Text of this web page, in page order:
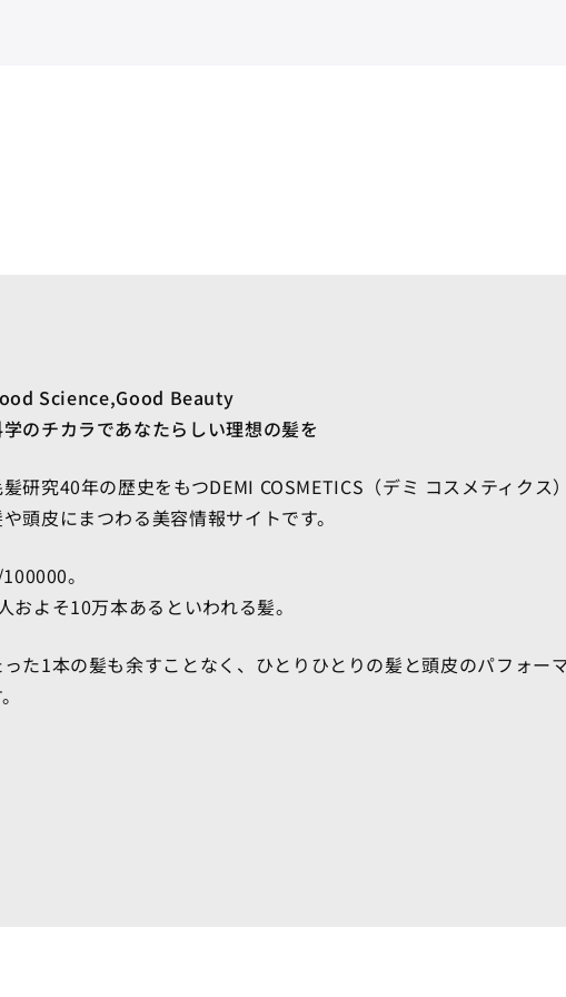
Science,Good Beauty
のチカラであなたらしい理想の髪を
髪研究40年の歴史をもつDEMI COSMETICS（デミ コスメティクス
頭皮にまつわる美容情報サイトです。
。
およそ10万本あるといわれる髪。
った1本の髪も余すことなく、ひとりひとりの髪と頭皮のパフォー